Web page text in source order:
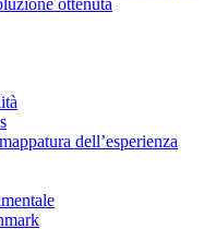
dell’esperienza